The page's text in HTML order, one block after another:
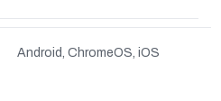
Android, ChromeOS, iOS